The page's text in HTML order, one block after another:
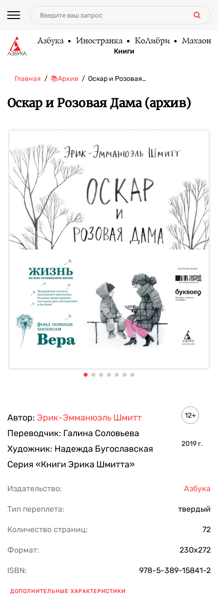
Азбука Иностранка КоЛибри Махаон
Книги
Главная 📚Архив Оскар и Розовая…
Оскар и Розовая Дама (архив)
Автор: Эрик-Эмманюэль Шмитт
Переводчик: Галина Соловьева
Художник: Надежда Бугославская
12+
2019 г.
Серия «Книги Эрика Шмитта»
Издательство: Азбука
Тип переплета: твердый
Количество страниц: 72
Формат: 230х272
ISBN: 978-5-389-15841-2
ДОПОЛНИТЕЛЬНЫЕ ХАРАКТЕРИСТИКИ